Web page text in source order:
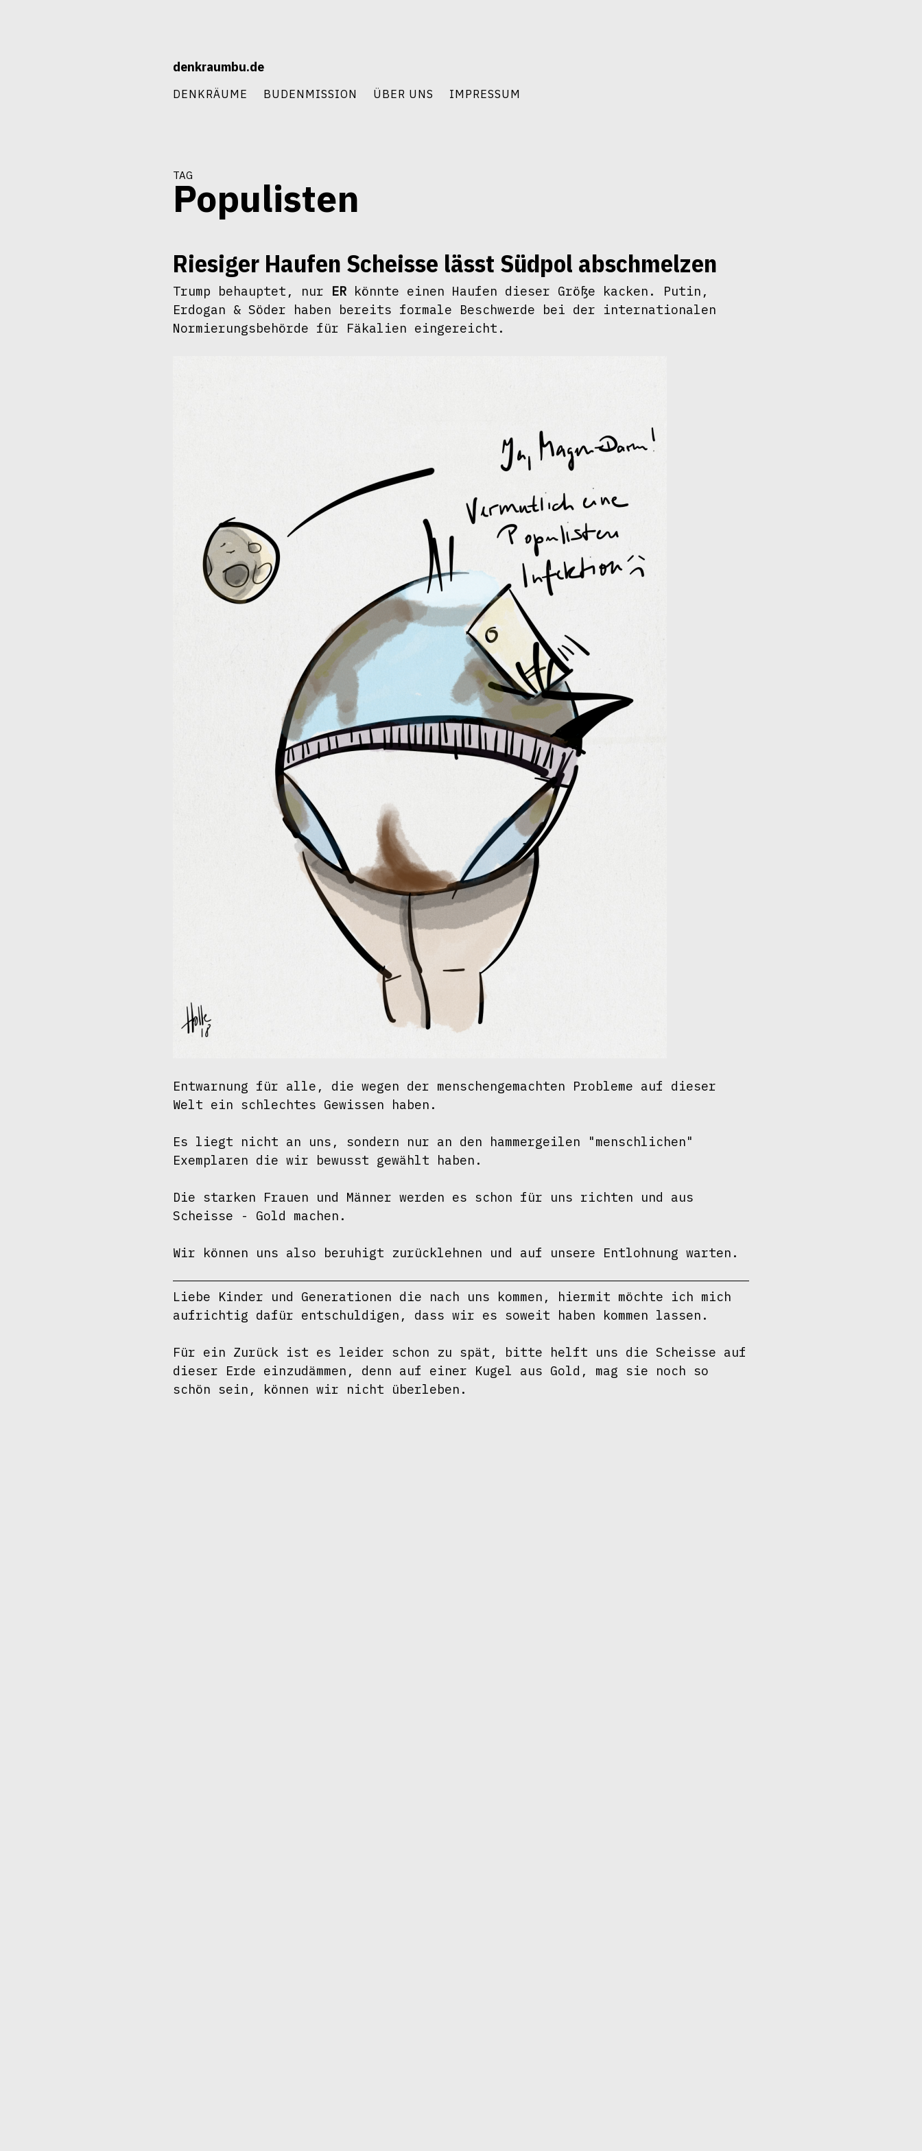
denkraumbu.de
DENKRÄUME BUDENMISSION ÜBER UNS IMPRESSUM
tag
Populisten
Riesiger Haufen Scheisse lässt Südpol abschmelzen
Trump behauptet, nur ER könnte einen Haufen dieser Größe kacken. Putin,
Erdogan & Söder haben bereits formale Beschwerde bei der internationalen
Normierungsbehörde für Fäkalien eingereicht.
Entwarnung für alle, die wegen der menschengemachten Probleme auf dieser
Welt ein schlechtes Gewissen haben.
Es liegt nicht an uns, sondern nur an den hammergeilen "menschlichen"
Exemplaren die wir bewusst gewählt haben.
Die starken Frauen und Männer werden es schon für uns richten und aus
Scheisse - Gold machen.
Wir können uns also beruhigt zurücklehnen und auf unsere Entlohnung warten.
Liebe Kinder und Generationen die nach uns kommen, hiermit möchte ich mich
aufrichtig dafür entschuldigen, dass wir es soweit haben kommen lassen.
Für ein Zurück ist es leider schon zu spät, bitte helft uns die Scheisse auf
dieser Erde einzudämmen, denn auf einer Kugel aus Gold, mag sie noch so
schön sein, können wir nicht überleben.